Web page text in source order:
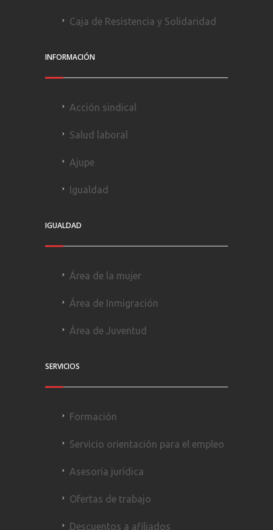
Caja de Resistencia y Solidaridad
INFORMACIÓN
Acción sindical
Salud laboral
Ajupe
Igualdad
IGUALDAD
Área de la mujer
Área de Inmigración
Área de Juventud
SERVICIOS
Formación
Servicio orientación para el empleo
Asesoría jurídica
Ofertas de trabajo
Descuentos a afiliados